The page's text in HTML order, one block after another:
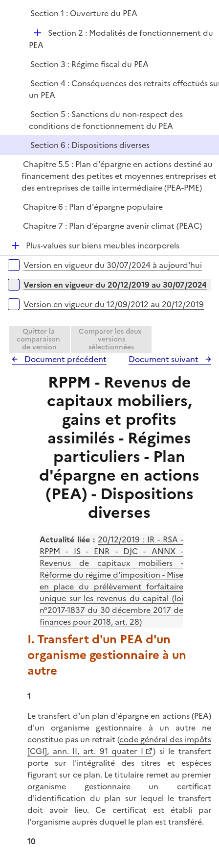
p
l
i
e
r
Section 1 : Ouverture du PEA
D
l
i
e
Section 2 : Modalités de fonctionnement du
PEA
Section 3 : Régime fiscal du PEA
Section 4 : Conséquences des retraits effectués
un PEA
Section 5 : Sanctions du non-respect des
conditions de fonctionnement du PEA
Section 6 : Dispositions diverses
Chapitre 5.5 : Plan d'épargne en actions destiné au
financement des petites et moyennes entreprises et
des entreprises de taille intermédiaire (PEA-PME)
Chapitre 6 : Plan d'épargne populaire
Chapitre 7 : Plan d’épargne avenir climat (PEAC)
D
é
p
e
Plus-values sur biens meubles incorporels
Versions sur la période
Version en vigueur du 30/07/2024 à aujourd'hui
Version en vigueur du 20/12/2019 au 30/07/2024
Version en vigueur du 12/09/2012 au 20/12/2019
Quitter la
comparaison
de version
Comparer les deux
versions
sélectionnées
Document précédent Document suivant
RPPM - Revenus de
capitaux mobiliers,
gains et profits
assimilés - Régimes
particuliers - Plan
d'épargne en actions
(PEA) - Dispositions
diverses
Actualité liée : 20/12/2019 : IR - RSA -
RPPM - IS - ENR - DJC - ANNX -
Revenus de capitaux mobiliers -
Réforme du régime d'imposition - Mise
en place du prélèvement forfaitaire
unique sur les revenus du capital (loi
n°2017-1837 du 30 décembre 2017 de
finances pour 2018, art. 28)
I. Transfert d'un PEA d'un
organisme gestionnaire à un
autre
1
Le transfert d'un plan d'épargne en actions (PEA)
d'un organisme gestionnaire à un autre ne
constitue pas un retrait (code général des impôts
[CGI], ann. II, art. 91 quater I
) si le transfert
porte sur l'intégralité des titres et espèces
figurant sur ce plan. Le titulaire remet au premier
organisme gestionnaire un certificat
d'identification du plan sur lequel le transfert
doit avoir lieu. Ce certificat est établi par
l'organisme auprès duquel le plan est transféré.
10